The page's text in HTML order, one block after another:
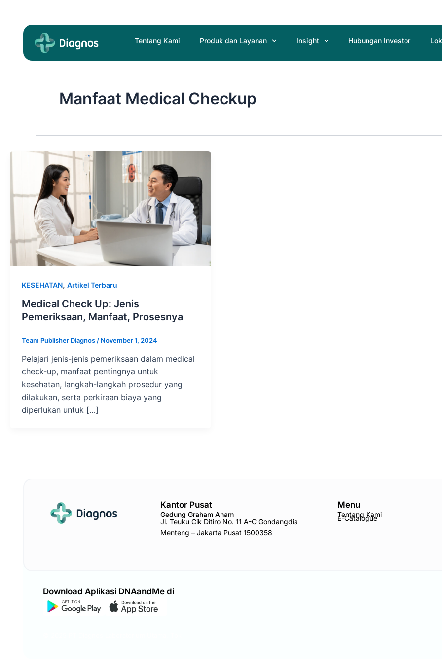
content
Tentang Kami Produk dan Layanan Insight Hubungan Investor
Manfaat Medical Checkup
KESEHATAN, Artikel Terbaru
Medical Check Up: Jenis
Pemeriksaan, Manfaat, Prosesnya
Team Publisher Diagnos / November 1, 2024
Pelajari jenis-jenis pemeriksaan dalam medical
check-up, manfaat pentingnya untuk
kesehatan, langkah-langkah prosedur yang
dilakukan, serta perkiraan biaya yang
diperlukan untuk […]
Kantor Pusat
Gedung Graham Anam
Jl. Teuku Cik Ditiro No. 11 A-C Gondangdia
Menteng – Jakarta Pusat 1500358
Menu
Tentang Kami
E-Catalogue
Download Aplikasi DNAandMe di